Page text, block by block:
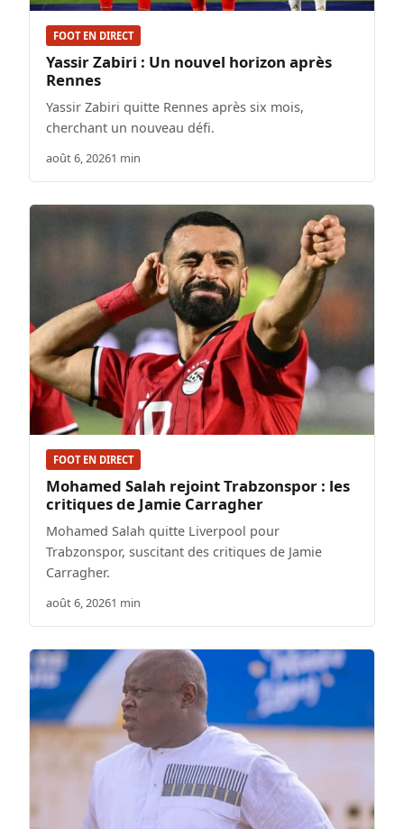
FOOT EN DIRECT
Yassir Zabiri : Un nouvel horizon après
Rennes
Yassir Zabiri quitte Rennes après six mois,
cherchant un nouveau défi.
août 6, 20261 min
FOOT EN DIRECT
Mohamed Salah rejoint Trabzonspor : les
critiques de Jamie Carragher
Mohamed Salah quitte Liverpool pour
Trabzonspor, suscitant des critiques de Jamie
Carragher.
août 6, 20261 min